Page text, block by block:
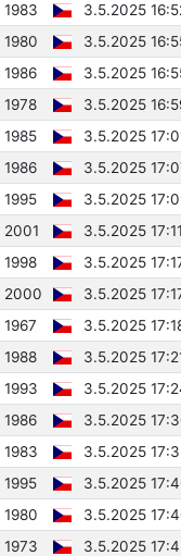
1983
3.5.2025
1980
3.5.2025
1986
3.5.2025
1978
3.5.2025
1985
3.5.2025
1986
3.5.2025
1995
3.5.2025
2001
3.5.2025
1998
3.5.2025
2000
3.5.2025
1967
3.5.2025
1988
3.5.2025
1993
3.5.2025
1986
3.5.2025
1983
3.5.2025
1995
3.5.2025
1980
3.5.2025
1973
3.5.2025